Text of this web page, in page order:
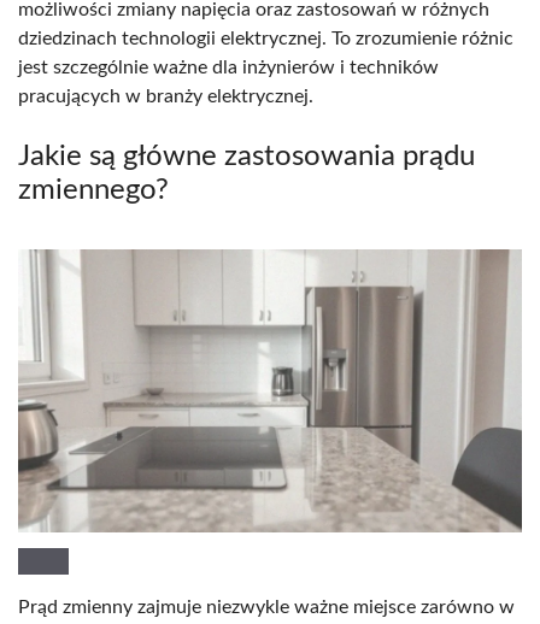
możliwości zmiany napięcia oraz zastosowań w różnych
dziedzinach technologii elektrycznej. To zrozumienie różnic
jest szczególnie ważne dla inżynierów i techników
pracujących w branży elektrycznej.
Jakie są główne zastosowania prądu
zmiennego?
Prąd zmienny zajmuje niezwykle ważne miejsce zarówno w